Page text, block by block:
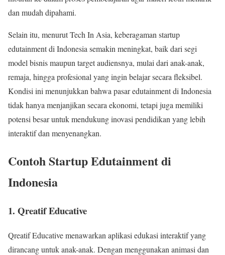
dan mudah dipahami.
Selain itu, menurut Tech In Asia, keberagaman startup
edutainment di Indonesia semakin meningkat, baik dari segi
model bisnis maupun target audiensnya, mulai dari anak-anak,
remaja, hingga profesional yang ingin belajar secara fleksibel.
Kondisi ini menunjukkan bahwa pasar edutainment di Indonesia
tidak hanya menjanjikan secara ekonomi, tetapi juga memiliki
potensi besar untuk mendukung inovasi pendidikan yang lebih
interaktif dan menyenangkan.
Contoh Startup Edutainment di
Indonesia
1. Qreatif Educative
Qreatif Educative menawarkan aplikasi edukasi interaktif yang
dirancang untuk anak-anak. Dengan menggunakan animasi dan